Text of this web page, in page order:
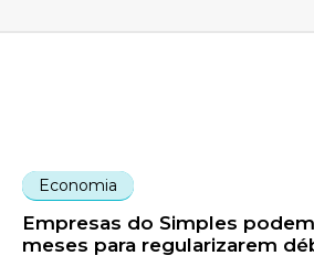
Economia
Empresas do Simples
meses para regularizarem